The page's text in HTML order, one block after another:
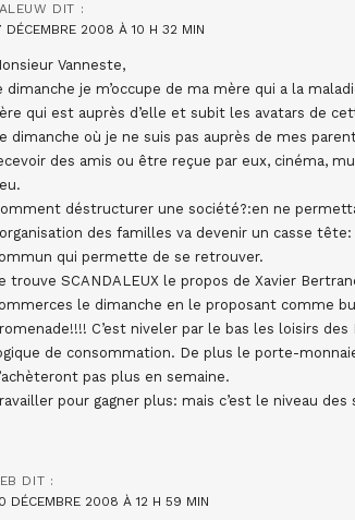
DIT :
DÉCEMBRE 2008 À 10 H 32 MIN
Vanneste,
dimanche je m’occupe de ma mère qui a la
qui est auprès d’elle et subit les avatars de
dimanche où je ne suis pas auprès de mes
des amis ou être reçue par eux, cinéma,
déstructurer une société?:en ne
des familles va devenir un casse
qui permette de se retrouver.
trouve SCANDALEUX le propos de Xavier
le dimanche en le proposant comme
C’est niveler par le bas les loisirs
de consommation. De plus le porte-
pas plus en semaine.
pour gagner plus: mais c’est le niveau des
DIT :
DÉCEMBRE 2008 À 12 H 59 MIN